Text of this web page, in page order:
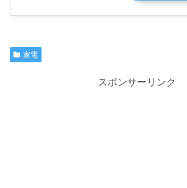
家電
スポンサーリンク